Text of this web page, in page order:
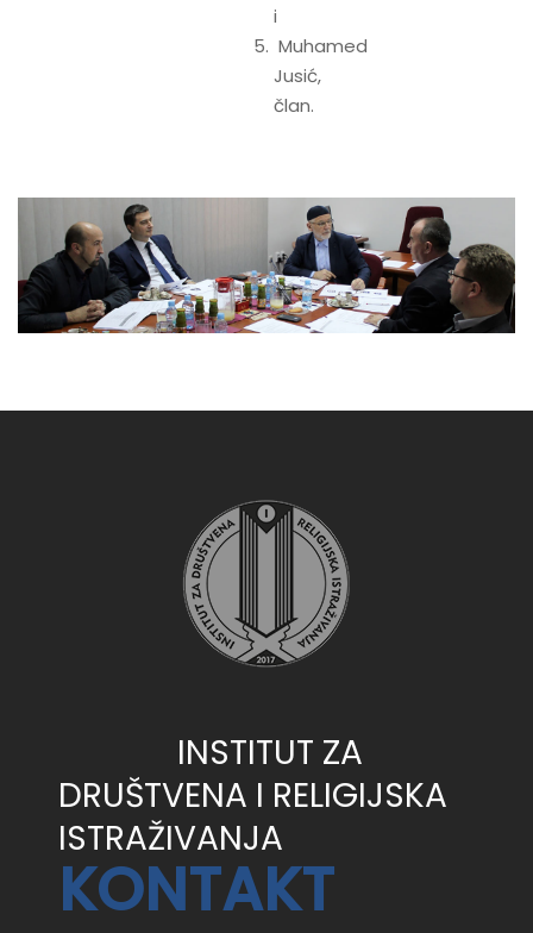
i
Muhamed
Jusić,
član.
INSTITUT ZA
DRUŠTVENA I RELIGIJSKA
ISTRAŽIVANJA
KONTAKT